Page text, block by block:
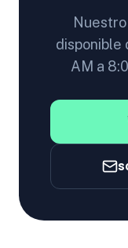
disponible
AM a